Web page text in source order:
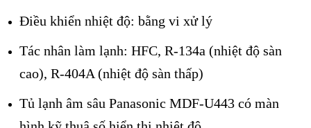
Điều khiển nhiệt độ: bằng vi xử lý
Tác nhân làm lạnh: HFC, R-134a (nhiệt độ sàn
cao), R-404A (nhiệt độ sàn thấp)
Tủ lạnh âm sâu Panasonic MDF-U443 có màn